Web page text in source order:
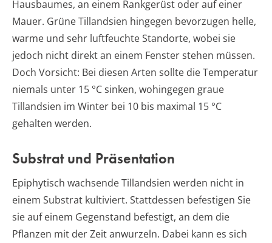
Hausbaumes, an einem Rankgerüst oder auf einer
Mauer. Grüne Tillandsien hingegen bevorzugen helle,
warme und sehr luftfeuchte Standorte, wobei sie
jedoch nicht direkt an einem Fenster stehen müssen.
Doch Vorsicht: Bei diesen Arten sollte die Temperatur
niemals unter 15 °C sinken, wohingegen graue
Tillandsien im Winter bei 10 bis maximal 15 °C
gehalten werden.
Substrat und Präsentation
Epiphytisch wachsende Tillandsien werden nicht in
einem Substrat kultiviert. Stattdessen befestigen Sie
sie auf einem Gegenstand befestigt, an dem die
Pflanzen mit der Zeit anwurzeln. Dabei kann es sich